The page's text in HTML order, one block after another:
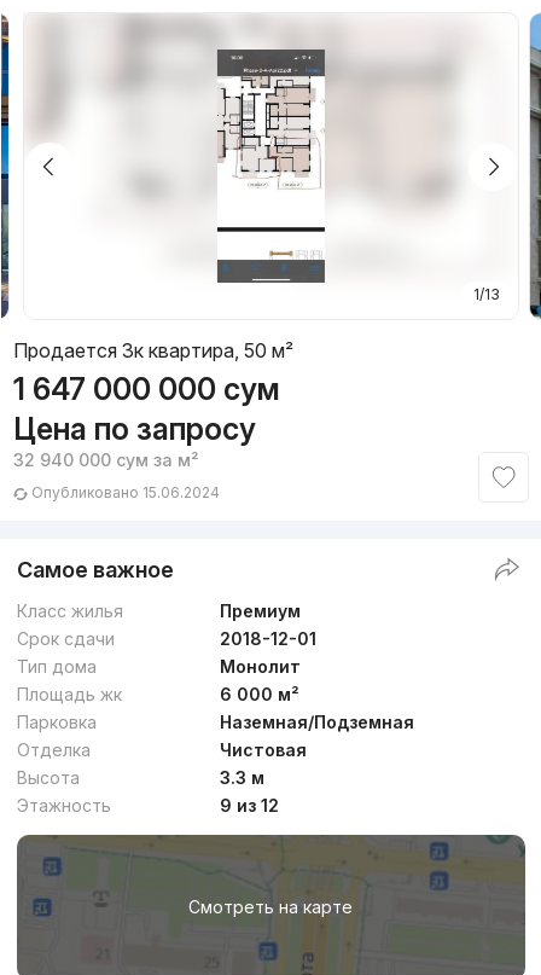
1/13
Продается 3к квартира, 50 м²
1 647 000 000 сум
Цена по запросу
32 940 000 сум за м²
Опубликовано 15.06.2024
Самое важное
Класс жилья
Премиум
Срок сдачи
2018-12-01
Тип дома
Монолит
Площадь жк
6 000 м²
Парковка
Наземная/Подземная
Отделка
Чистовая
Высота
3.3 м
Этажность
9 из 12
Смотреть на карте